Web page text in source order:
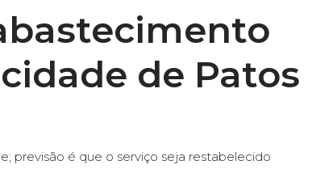
de Patos
previsão é que o serviço seja restabelecido